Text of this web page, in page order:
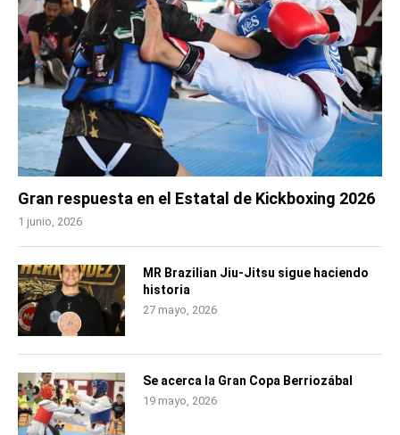
Gran respuesta en el Estatal de Kickboxing 2026
1 junio, 2026
MR Brazilian Jiu-Jitsu sigue haciendo
historia
27 mayo, 2026
Se acerca la Gran Copa Berriozábal
19 mayo, 2026